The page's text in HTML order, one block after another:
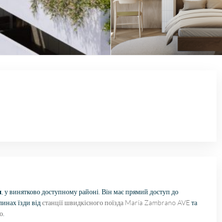
, у винятково доступному районі. Він має прямий доступ до
їзди відстанції швидкісного поїзда María Zambrano AVEта